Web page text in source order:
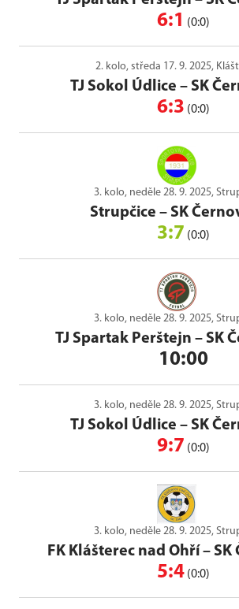
6:1 (0:0)
2. kolo, středa 17. 9. 2025,
TJ Sokol Údlice – SK
6:3 (0:0)
3. kolo, neděle 28. 9. 2025,
Strupčice – SK
3:7 (0:0)
3. kolo, neděle 28. 9. 2025,
TJ Spartak Perštejn – SK
10:00
3. kolo, neděle 28. 9. 2025,
TJ Sokol Údlice – SK
9:7 (0:0)
3. kolo, neděle 28. 9. 2025,
FK Klášterec nad Ohří– SK
5:4 (0:0)